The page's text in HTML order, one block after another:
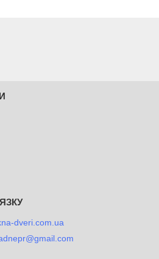
dveri.com.ua